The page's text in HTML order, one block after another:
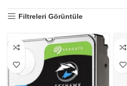
Filtreleri Görüntüle